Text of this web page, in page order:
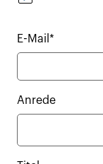
E-Mail*
Anrede